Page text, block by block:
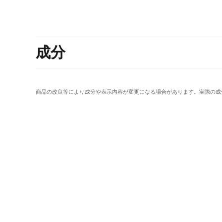
成分
商品の改良等により成分や表示内容が変更になる場合があります。実際の